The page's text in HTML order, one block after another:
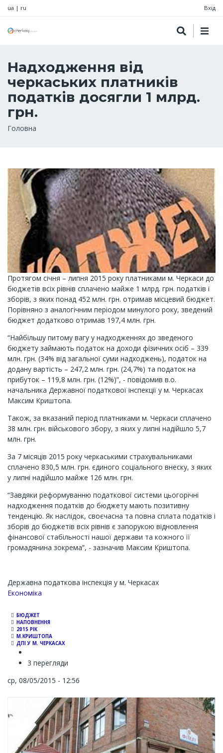
ua | ru Вхід
Надходження від
черкаських платників
податків досягли 1 млрд.
грн.
Рядок
Головна
Протягом січня – липня 2015 року платниками м. Черкаси до
бюджетів всіх рівнів сплачено майже 1 млрд. грн. податків і
зборів, з яких понад 452 млн. грн. отримав місцевий бюджет.
Порівняно з аналогічним періодом минулого року, зведений
бюджет додатково отримав 197,4 млн. грн.
“Найбільшу питому вагу у надходженнях до зведеного
бюджету займають податок на доходи фізичних осіб – 339
млн. грн. (34% від загальної суми надходжень), податок на
додану вартість – 247,2 млн. грн. (24,7%) та податок на
прибуток – 119,8 млн. грн. (12%)”, - повідомив в.о.
начальника Державної податкової інспекції у м. Черкасах
Максим Криштопа.
Також, за вказаний період платниками м. Черкаси сплачено
38 млн. грн. військового збору, з яких у липні надійшло 5,7
млн. грн.
За 7 місяців 2015 року черкаськими страхувальниками
сплачено 830,5 млн. грн. єдиного соціального внеску, з яких
у липні надійшло майже 126 млн. грн.
“Завдяки реформуванню податкової системи цьогорічні
надходження податків до бюджету мають позитивну
тенденцію. Як наслідок, своєчасна та повна сплата податків і
зборів до бюджетів всіх рівнів є запорукою відновлення
фінансової стабільності нашої держави та кожного її
громадянина зокрема”, - зазначив Максим Криштопа.
Державна податкова інспекція у м. Черкасах
Економіка
БЮДЖЕТ
НАПОВНЕННЯ
2015 РІК
М.КРИШТОПА
ДПІ У М. ЧЕРКАСАХ
3 перегляди
ср, 08/05/2015 - 12:56